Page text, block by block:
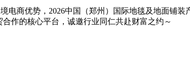
商优势，2026中国（郑州）国际地毯及地面铺装
作的核心平台，诚邀行业同仁共赴财富之约～